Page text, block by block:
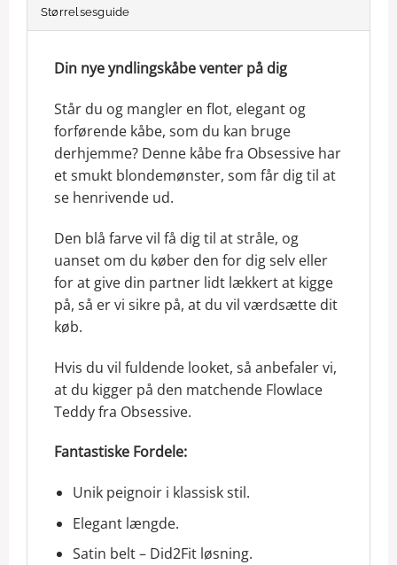
Størrelsesguide
Din nye yndlingskåbe venter på dig
Står du og mangler en flot, elegant og
forførende kåbe, som du kan bruge
derhjemme? Denne kåbe fra Obsessive har
et smukt blondemønster, som får dig til at
se henrivende ud.
Den blå farve vil få dig til at stråle, og
uanset om du køber den for dig selv eller
for at give din partner lidt lækkert at kigge
på, så er vi sikre på, at du vil værdsætte dit
køb.
Hvis du vil fuldende looket, så anbefaler vi,
at du kigger på den matchende Flowlace
Teddy fra Obsessive.
Fantastiske Fordele:
Unik peignoir i klassisk stil.
Elegant længde.
Satin belt – Did2Fit løsning.